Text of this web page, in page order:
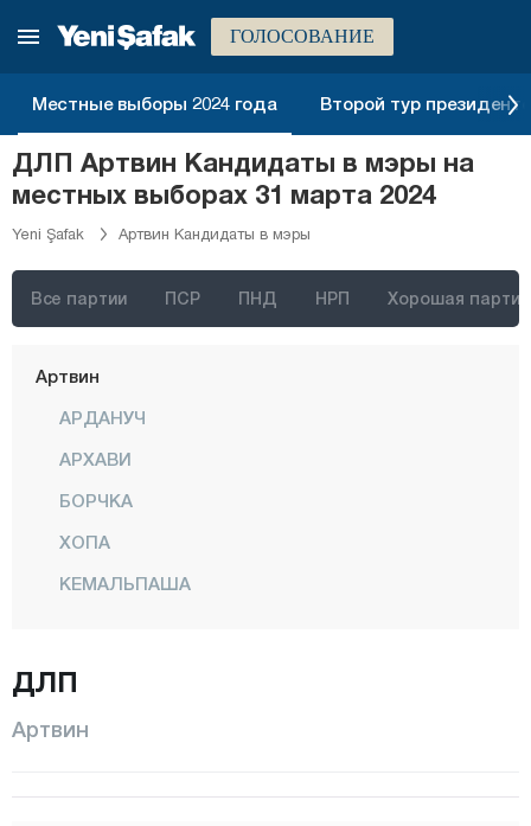
ГОЛОСОВАНИЕ
Местные выборы 2024 года Второй тур
ДЛП Артвин Кандидаты в мэры на
местных выборах 31 марта 2024
Yeni Şafak Артвин Кандидаты в мэры
Все партии ПСР ПНД НРП Хорошая партия
Адана
Адыяман
Афьонкарахисар
Агры
Аксарай
Амасья
Ардахан
Артвин
АРДАНУЧ
АРХАВИ
БОРЧКА
ХОПА
КЕМАЛЬПАША
ДЛП
Артвин